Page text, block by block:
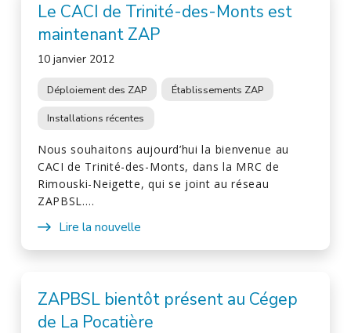
Le CACI de Trinité-des-Monts est
maintenant ZAP
10 janvier 2012
Déploiement des ZAP Établissements ZAP
Installations récentes
Nous souhaitons aujourd’hui la bienvenue au
CACI de Trinité-des-Monts, dans la MRC de
Rimouski-Neigette, qui se joint au réseau
ZAPBSL.…
Lire la nouvelle
ZAPBSL bientôt présent au Cégep
de La Pocatière